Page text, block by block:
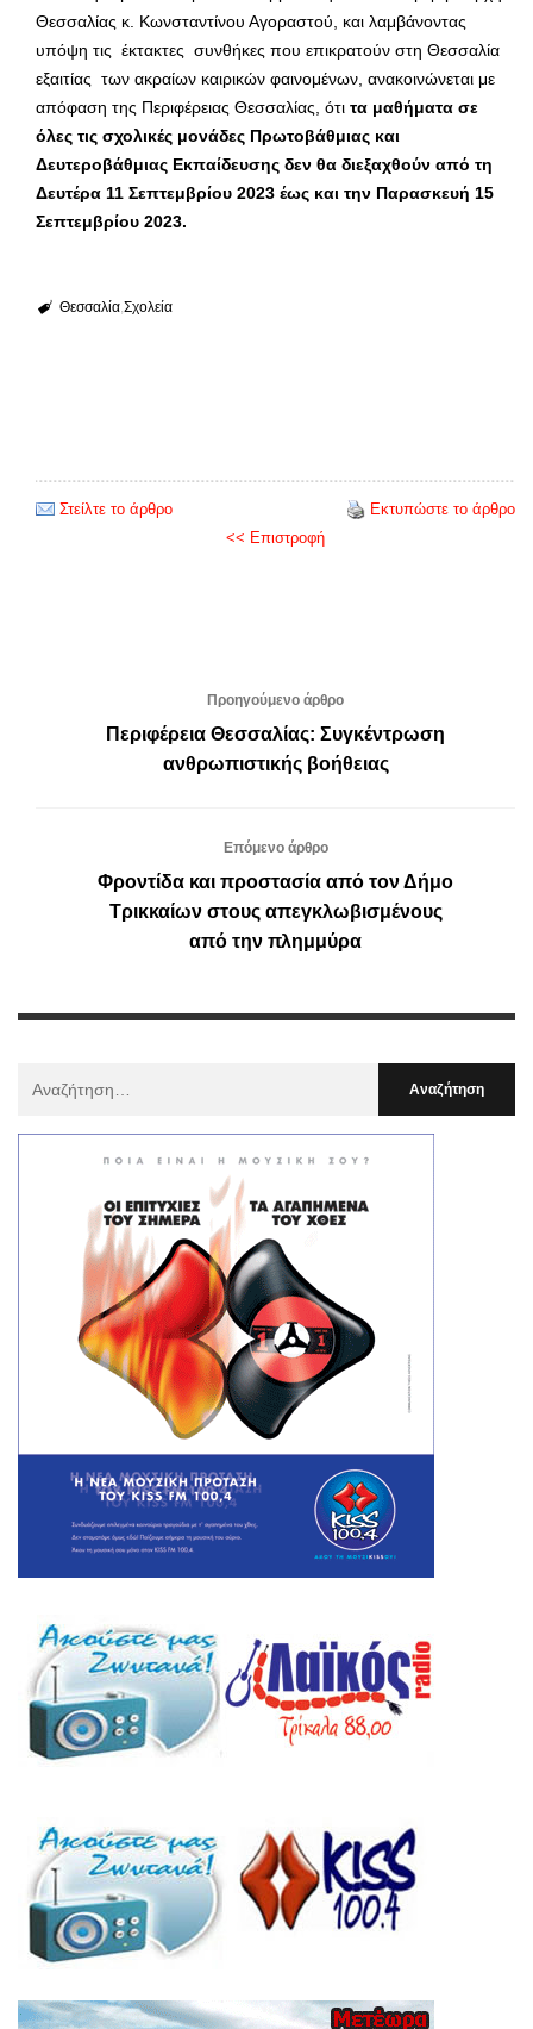
Θεσσαλίας κ. Κωνσταντίνου Αγοραστού, και λαμβάνοντας
υπόψη τις έκτακτες συνθήκες που επικρατούν στη Θεσσαλία
εξαιτίας των ακραίων καιρικών φαινομένων, ανακοινώνεται με
απόφαση της Περιφέρειας Θεσσαλίας, ότι τα μαθήματα σε
όλες τις σχολικές μονάδες Πρωτοβάθμιας και
Δευτεροβάθμιας Εκπαίδευσης δεν θα διεξαχθούν από τη
Δευτέρα 11 Σεπτεμβρίου 2023 έως και την Παρασκευή 15
Σεπτεμβρίου 2023.
Θεσσαλία Σχολεία
Στείλτε το άρθρο
Εκτυπώστε το άρθρο
<< Επιστροφή
Προηγούμενο άρθρο
Περιφέρεια Θεσσαλίας: Συγκέντρωση
ανθρωπιστικής βοήθειας
Επόμενο άρθρο
Φροντίδα και προστασία από τον Δήμο
Τρικκαίων στους απεγκλωβισμένους
από την πλημμύρα
: